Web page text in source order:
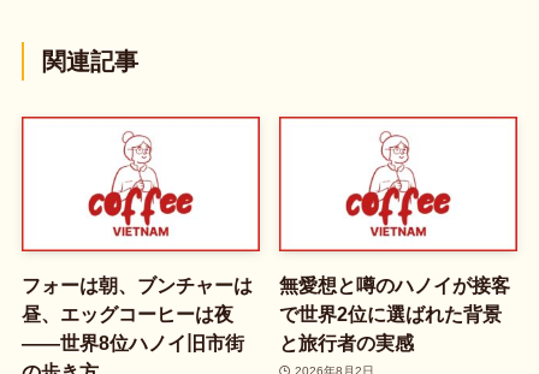
関連記事
フォーは朝、ブンチャーは
昼、エッグコーヒーは夜
——世界8位ハノイ旧市街
無愛想と噂のハノイが接客
で世界2位に選ばれた背景
と旅行者の実感
2026年8月2日